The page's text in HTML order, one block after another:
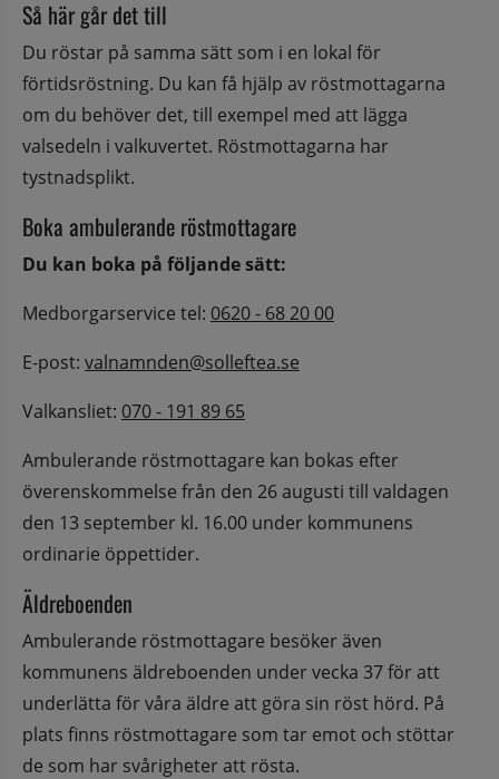
Så här går det till
Du röstar på samma sätt som i en lokal för
förtidsröstning. Du kan få hjälp av röstmottagarna
om du behöver det, till exempel med att lägga
valsedeln i valkuvertet. Röstmottagarna har
tystnadsplikt.
Boka ambulerande röstmottagare
Du kan boka på följande sätt:
Medborgarservice tel: 0620 - 68 20 00
E-post: valnamnden@solleftea.se
Valkansliet: 070 - 191 89 65
Ambulerande röstmottagare kan bokas efter
överenskommelse från den 26 augusti till valdagen
den 13 september kl. 16.00 under kommunens
ordinarie öppettider.
Äldreboenden
Ambulerande röstmottagare besöker även
kommunens äldreboenden under vecka 37 för att
underlätta för våra äldre att göra sin röst hörd. På
plats finns röstmottagare som tar emot och stöttar
de som har svårigheter att rösta.